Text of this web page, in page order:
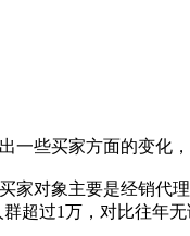
一些买家方面的变化
家对象主要是经销代
超过1万，对比往年